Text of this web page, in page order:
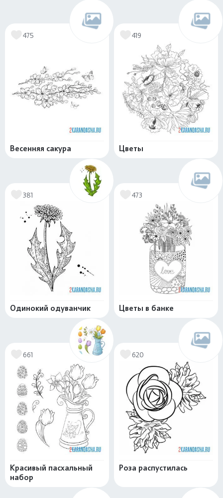
475
Весенняя сакура
419
Цветы
381
Одинокий одуванчик
473
Цветы в банке
661
Красивый пасхальный
набор
620
Роза распустилась